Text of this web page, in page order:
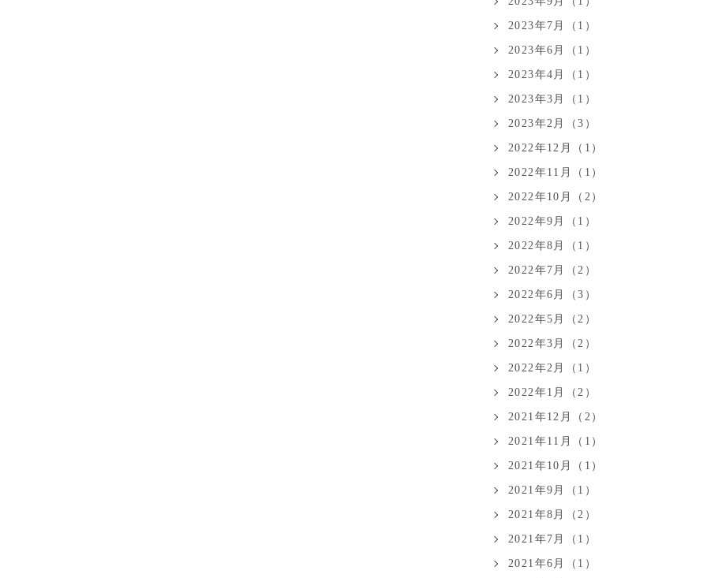
2023年7月（1）
2023年6月（1）
2023年4月（1）
2023年3月（1）
2023年2月（3）
2022年12月（1）
2022年11月（1）
2022年10月（2）
2022年9月（1）
2022年8月（1）
2022年7月（2）
2022年6月（3）
2022年5月（2）
2022年3月（2）
2022年2月（1）
2022年1月（2）
2021年12月（2）
2021年11月（1）
2021年10月（1）
2021年9月（1）
2021年8月（2）
2021年7月（1）
2021年6月（1）